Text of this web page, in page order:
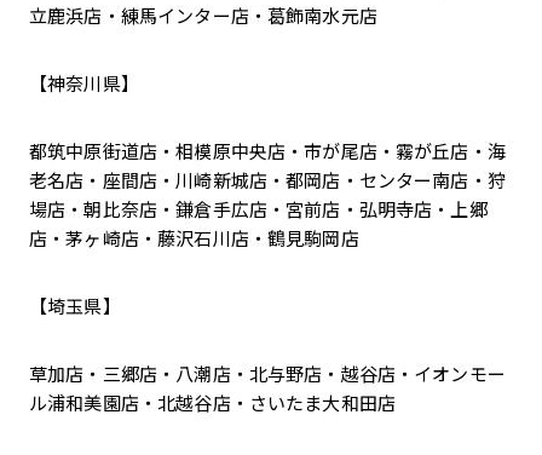
立鹿浜店・練馬インター店・葛飾南水元店
【神奈川県】
都筑中原街道店・相模原中央店・市が尾店・霧が丘店・海
老名店・座間店・川崎新城店・都岡店・センター南店・狩
場店・朝比奈店・鎌倉手広店・宮前店・弘明寺店・上郷
店・茅ヶ崎店・藤沢石川店・鶴見駒岡店
【埼玉県】
草加店・三郷店・八潮店・北与野店・越谷店・イオンモー
ル浦和美園店・北越谷店・さいたま大和田店